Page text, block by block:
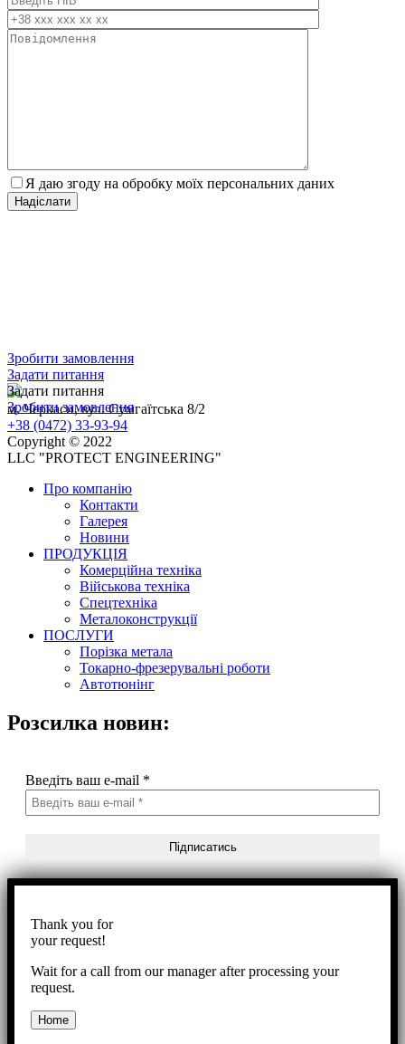
Я даю згоду на обробку моїх персональних даних
Зробити замовлення
Задати питання
Задати питання
Зробити замовлення
м. Черкаси, вул. Сумгаїтська 8/2
+38 (0472) 33-93-94
Copyright © 2022
LLC "PROTECT ENGINEERING"
Про компанію
Контакти
Галерея
Новини
ПРОДУКЦІЯ
Комерційна техніка
Військова техніка
Спецтехніка
Металоконструкції
ПОСЛУГИ
Порізка метала
Токарно-фрезерувальні роботи
Автотюнінг
Розсилка новин:
Введіть ваш e-mail *
Thank you for
your request!
Wait for a call from our manager after processing your
request.
Home